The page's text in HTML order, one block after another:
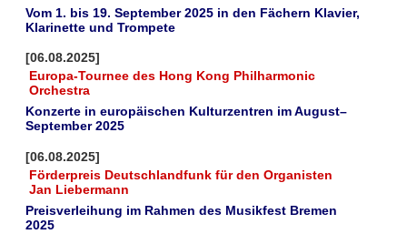
Vom 1. bis 19. September 2025 in den Fächern Klavier,
Klarinette und Trompete
[06.08.2025]
Europa-Tournee des Hong Kong Philharmonic
Orchestra
Konzerte in europäischen Kulturzentren im August–
September 2025
[06.08.2025]
Förderpreis Deutschlandfunk für den Organisten
Jan Liebermann
Preisverleihung im Rahmen des Musikfest Bremen
2025